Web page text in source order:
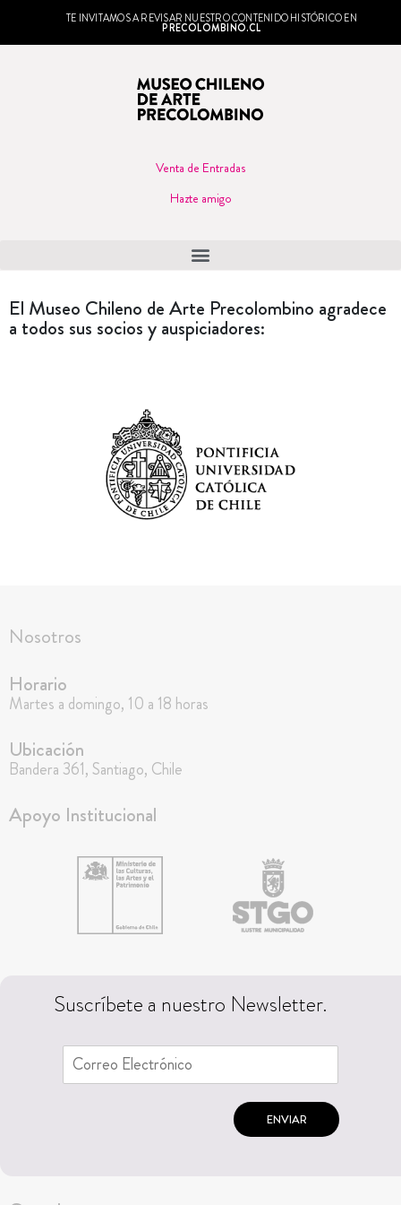
TE INVITAMOS A REVISAR NUESTRO CONTENIDO HISTÓRICO EN
PRECOLOMBINO.CL
Venta de Entradas
Hazte amigo
El Museo Chileno de Arte Precolombino agradece
a todos sus socios y auspiciadores:
Nosotros
Horario
Martes a domingo, 10 a 18 horas
Ubicación
Bandera 361, Santiago, Chile
Apoyo Institucional
Suscríbete a nuestro Newsletter.
ENVIAR